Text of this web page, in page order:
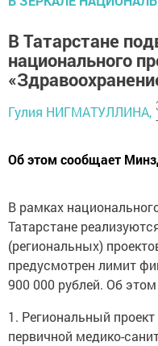
В Татарстане
национального
Гулия НИГМАТУЛЛИНА,
Об этом сообщает
В рамках
Татарстане
(региональных)
предусмотрен лимит
900 000 рублей. Об
1. Региональный
первичной медико-